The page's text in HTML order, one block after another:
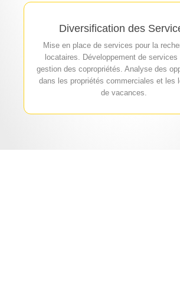
Diversification des
Mise en place de services pour la
locataires. Développement de services
gestion des copropriétés. Analyse des
dans les propriétés commerciales et les
de vacances.